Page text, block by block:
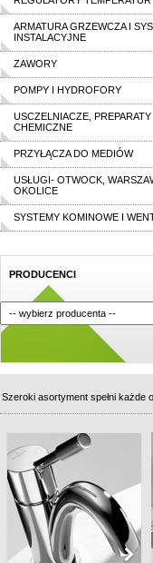
ARMATURA GRZEWCZA I
INSTALACYJNE
ZAWORY
POMPY I HYDROFORY
USCZELNIACZE, PREPARATY
CHEMICZNE
PRZYŁĄCZA DO MEDIÓW
USŁUGI- OTWOCK,
OKOLICE
SYSTEMY KOMINOWE I
PRODUCENCI
Szeroki asortyment spełni każde